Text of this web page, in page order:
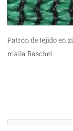
Patrón de tejido en
malla Raschel